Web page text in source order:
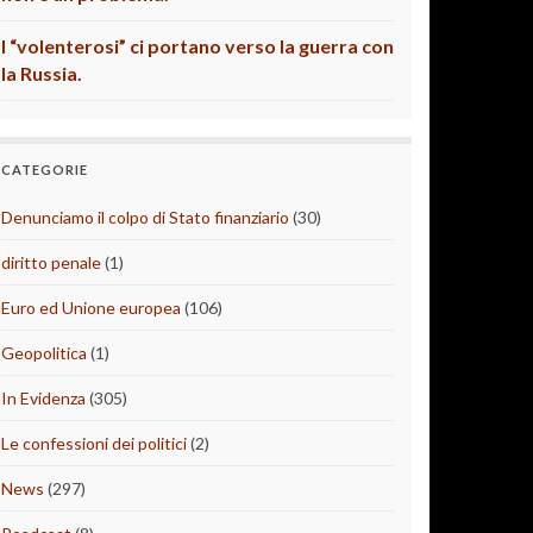
I “volenterosi” ci portano verso la guerra con
la Russia.
CATEGORIE
Denunciamo il colpo di Stato finanziario (30)
diritto penale(1)
Euro ed Unione europea (106)
Geopolitica (1)
In Evidenza (305)
Le confessioni dei politici(2)
News (297)